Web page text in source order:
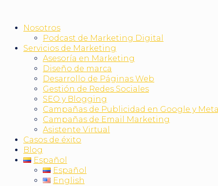
Nosotros
Podcast de Marketing Digital
Servicios de Marketing
Asesoría en Marketing
Diseño de marca
Desarrollo de Páginas Web
Gestión de Redes Sociales
SEO y Blogging
Campañas de Publicidad en Google y
Campañas de Email Marketing
Asistente Virtual
Casos de éxito
Blog
Español
Español
English